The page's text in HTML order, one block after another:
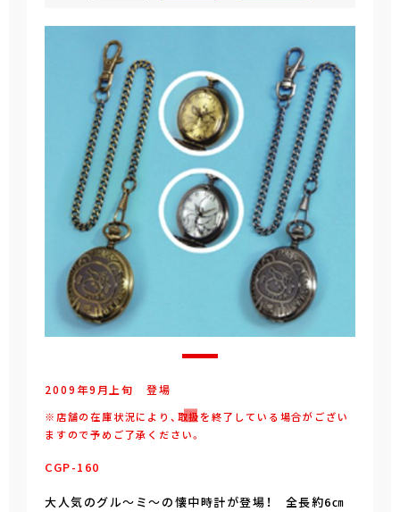
2009年9 月 上旬 登場
※店舗の在庫状況により、取扱を終了している場合がござい
ますので予めご了承ください。
CGP-160
大人気のグル～ミ～の懐中時計が登場！ 全長約6㎝